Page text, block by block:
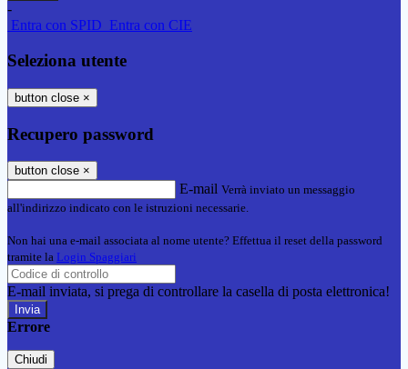
-
Entra con SPID Entra con CIE
Seleziona utente
button close ×
Recupero password
button close ×
E-mail Verrà inviato un messaggio
all'indirizzo indicato con le istruzioni necessarie.
Non hai una e-mail associata al nome utente? Effettua il reset della password
tramite la Login Spaggiari
E-mail inviata, si prega di controllare la casella di posta elettronica!
Errore
Chiudi